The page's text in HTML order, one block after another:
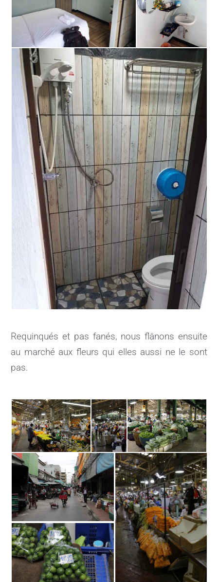
Requinqués et pas fanés, nous flânons ensuite
au marché aux fleurs qui elles aussi ne le sont
pas.